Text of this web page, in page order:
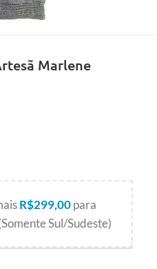
Marlene
R$299,00para
Sul/Sudeste)